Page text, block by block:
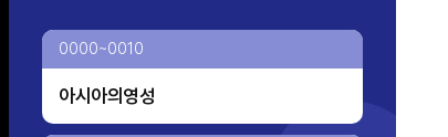
0000~0010
아시아의영성
송출 개시!